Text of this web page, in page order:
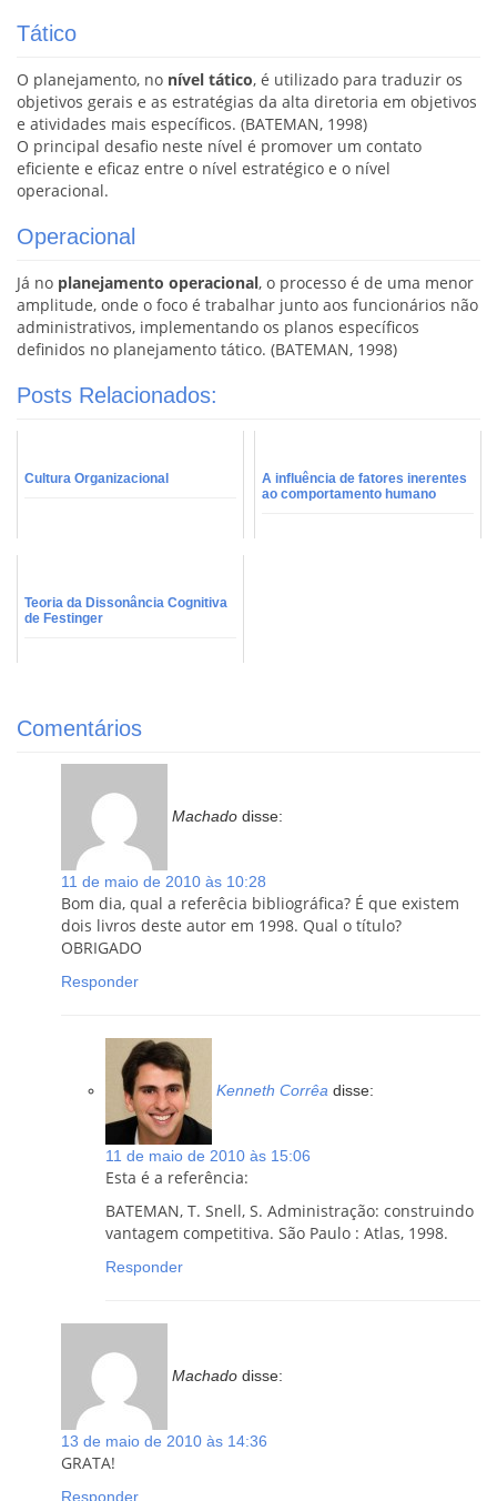
Tático
O planejamento, no nível tático, é utilizado para traduzir os
objetivos gerais e as estratégias da alta diretoria em objetivos
e atividades mais específicos. (BATEMAN, 1998)
O principal desafio neste nível é promover um contato
eficiente e eficaz entre o nível estratégico e o nível
operacional.
Operacional
Já no planejamento operacional, o processo é de uma menor
amplitude, onde o foco é trabalhar junto aos funcionários não
administrativos, implementando os planos específicos
definidos no planejamento tático. (BATEMAN, 1998)
Posts Relacionados:
Cultura Organizacional
A influência de fatores inerentes
ao comportamento humano
Teoria da Dissonância Cognitiva
de Festinger
Comentários
Machado disse:
11 de maio de 2010 às 10:28
Bom dia, qual a referêcia bibliográfica? É que existem
dois livros deste autor em 1998. Qual o título?
OBRIGADO
Responder
Kenneth Corrêa disse:
11 de maio de 2010 às 15:06
Esta é a referência:
BATEMAN, T. Snell, S. Administração: construindo
vantagem competitiva. São Paulo : Atlas, 1998.
Responder
Machado disse:
13 de maio de 2010 às 14:36
GRATA!
Responder